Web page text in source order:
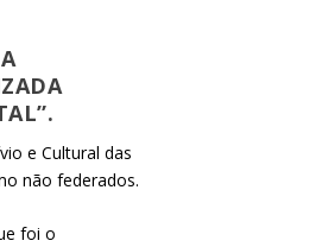
e Cultural das
não federados.
foi o